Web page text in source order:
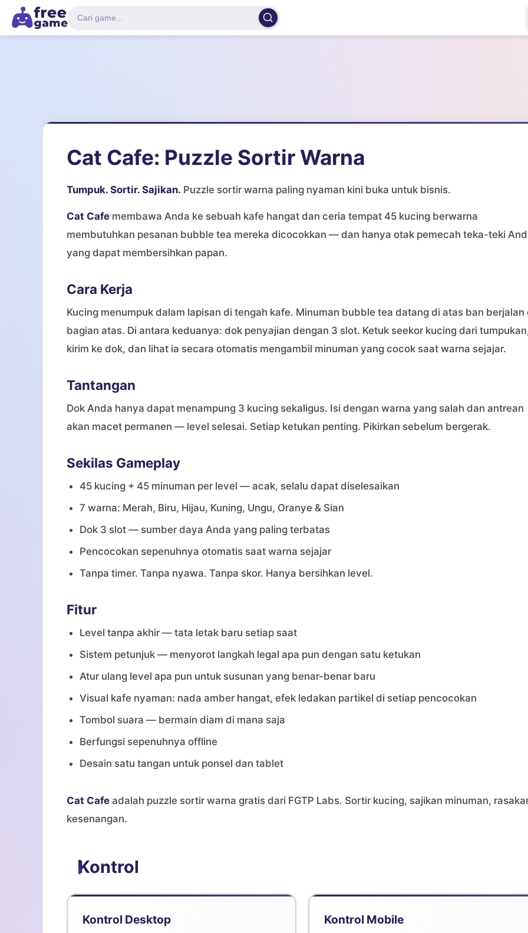
Cat Cafe: Puzzle Sortir Warna
Tumpuk. Sortir. Sajikan. Puzzle sortir warna paling nyaman kini buka untuk bisnis.
Cat Cafe membawa Anda ke sebuah kafe hangat dan ceria tempat 45 kucing berwarna
membutuhkan pesanan bubble tea mereka dicocokkan — dan hanya otak pemecah teka-teki
yang dapat membersihkan papan.
Cara Kerja
Kucing menumpuk dalam lapisan di tengah kafe. Minuman bubble tea datang di atas ban berjalan
bagian atas. Di antara keduanya: dok penyajian dengan 3 slot. Ketuk seekor kucing dari
kirim ke dok, dan lihat ia secara otomatis mengambil minuman yang cocok saat warna sejajar.
Tantangan
Dok Anda hanya dapat menampung 3 kucing sekaligus. Isi dengan warna yang salah dan antrean
akan macet permanen — level selesai. Setiap ketukan penting. Pikirkan sebelum bergerak.
Sekilas Gameplay
45 kucing + 45 minuman per level — acak, selalu dapat diselesaikan
7 warna: Merah, Biru, Hijau, Kuning, Ungu, Oranye & Sian
Dok 3 slot — sumber daya Anda yang paling terbatas
Pencocokan sepenuhnya otomatis saat warna sejajar
Tanpa timer. Tanpa nyawa. Tanpa skor. Hanya bersihkan level.
Fitur
Level tanpa akhir — tata letak baru setiap saat
Sistem petunjuk — menyorot langkah legal apa pun dengan satu ketukan
Atur ulang level apa pun untuk susunan yang benar-benar baru
Visual kafe nyaman: nada amber hangat, efek ledakan partikel di setiap pencocokan
Tombol suara — bermain diam di mana saja
Berfungsi sepenuhnya offline
Desain satu tangan untuk ponsel dan tablet
Cat Cafe adalah puzzle sortir warna gratis dari FGTP Labs. Sortir kucing, sajikan minuman,
kesenangan.
Kontrol
Kontrol Desktop Kontrol Mobile